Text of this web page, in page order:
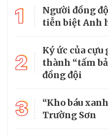
1
Người đồng
tiễn biệt Anh
2
Ký ức của
thành “tấm
đồng đội
3
“Kho báu
Trường Sơn